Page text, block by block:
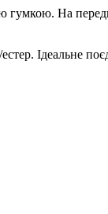
гумкою. На
Ідеальне